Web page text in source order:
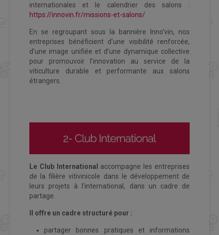
internationales et le calendrier des salons :
https://innovin.fr/missions-et-salons/
En se regroupant sous la bannière Inno’vin, nos
entreprises bénéficient d’une visibilité renforcée,
d’une image unifiée et d’une dynamique collective
pour promouvoir l’innovation au service de la
viticulture durable et performante aux salons
étrangers.
Le Club International
accompagne les entreprises
de la filière vitivinicole dans le développement de
leurs projets à l’international, dans un cadre de
partage.
Il offre un cadre structuré pour :
partager bonnes pratiques et informations